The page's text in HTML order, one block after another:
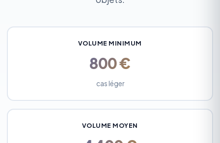
VOLUME MINIMUM
800 €
cas léger
VOLUME MOYEN